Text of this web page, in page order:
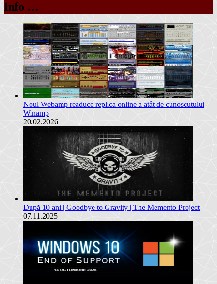
Info …
Noul Webamp readuce replica online a atât de cunoscutului
Winamp
20.02.2026
După 10 ani | Goodbye to Gravity | The Memento Project
07.11.2025